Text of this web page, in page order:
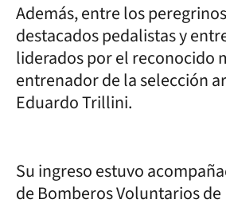
Además, entre los
destacados pedalistas y
liderados por el reconocido
entrenador de la selección
Eduardo Trillini.
Su ingreso estuvo
de Bomberos Voluntarios